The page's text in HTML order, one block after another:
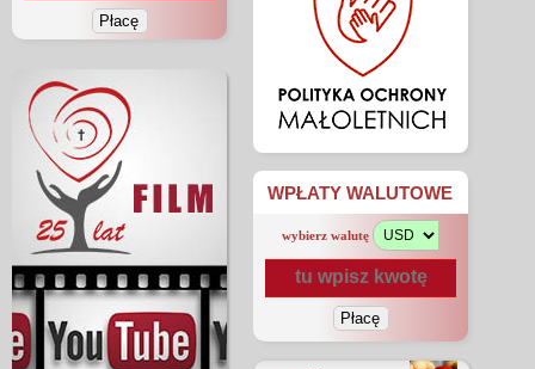
WPŁATY WALUTOWE
wybierz walutę